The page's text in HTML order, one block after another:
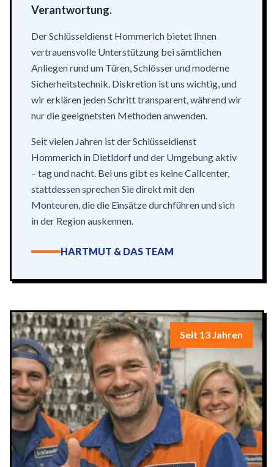
Verantwortung.
Der Schlüsseldienst Hommerich bietet Ihnen
vertrauensvolle Unterstützung bei sämtlichen
Anliegen rund um Türen, Schlösser und moderne
Sicherheitstechnik. Diskretion ist uns wichtig, und
wir erklären jeden Schritt transparent, während wir
nur die geeignetsten Methoden anwenden.
Seit vielen Jahren ist der Schlüsseldienst
Hommerich in Dietldorf und der Umgebung aktiv
– tag und nacht. Bei uns gibt es keine Callcenter,
stattdessen sprechen Sie direkt mit den
Monteuren, die die Einsätze durchführen und sich
in der Region auskennen.
HARTMUT & DAS TEAM
Seit 13 Jahren